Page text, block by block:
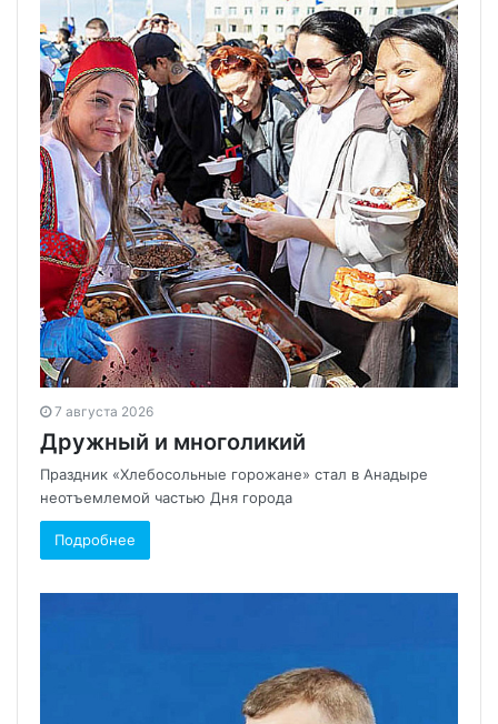
7 августа 2026
Дружный и многоликий
Праздник «Хлебосольные горожане» стал в Анадыре
неотъемлемой частью Дня города
Подробнее